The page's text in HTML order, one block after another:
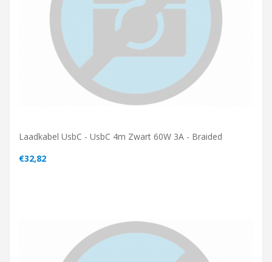
Laadkabel UsbC - UsbC 4m Zwart 60W 3A - Braided
€32,82